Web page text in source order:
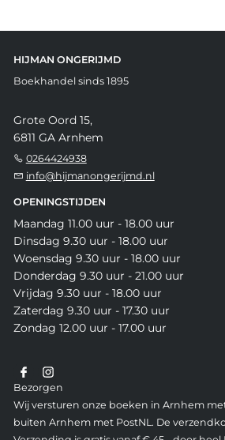
HIJMAN ONGERIJMD
Boekhandel sinds 1895
Grote Oord 15,
6811 GA Arnhem
0264424938
info@hijmanongerijmd.nl
OPENINGSTIJDEN
Maandag 11.00 uur - 18.00 uur
Dinsdag 9.30 uur - 18.00 uur
Woensdag 9.30 uur - 18.00 uur
Donderdag 9.30 uur - 21.00 uur
Vrijdag 9.30 uur - 18.00 uur
Zaterdag 9.30 uur - 17.30 uur
Zondag 12.00 uur - 17.00 uur
Bezorgen
Wij versturen onze boeken in Arnhem
buiten Arnhem met PostNL. De